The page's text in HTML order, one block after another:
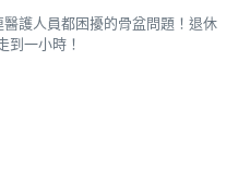
醫護人員都困擾的骨盆問題！退休
到一小時！